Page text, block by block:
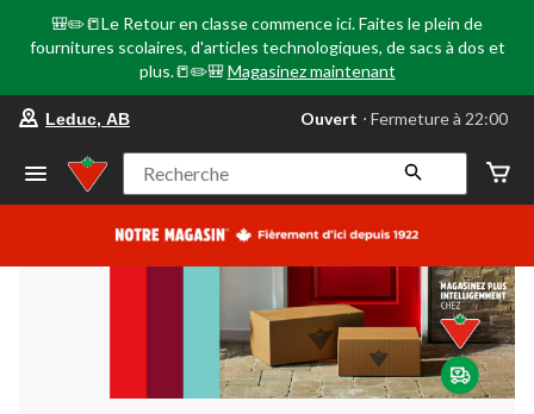
🎒✏️📒Le Retour en classe commence ici. Faites le plein de
fournitures scolaires, d'articles technologiques, de sacs à dos et
plus.📒✏️🎒 Magasinez maintenant
votre
préféré
Leduc,
AB,
courament
Fermeture
à
22:00
cliquer
pour
changer
Leduc, AB Ouvert ⋅ Fermeture à 22:00
Recherche